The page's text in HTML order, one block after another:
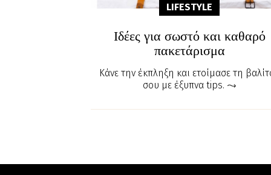
LIFESTYLE
Ιδέες για σωστό και καθαρό
πακετάρισμα
Κάνε την έκπληξη και ετοίμασε τη
σου με έξυπνα tips.